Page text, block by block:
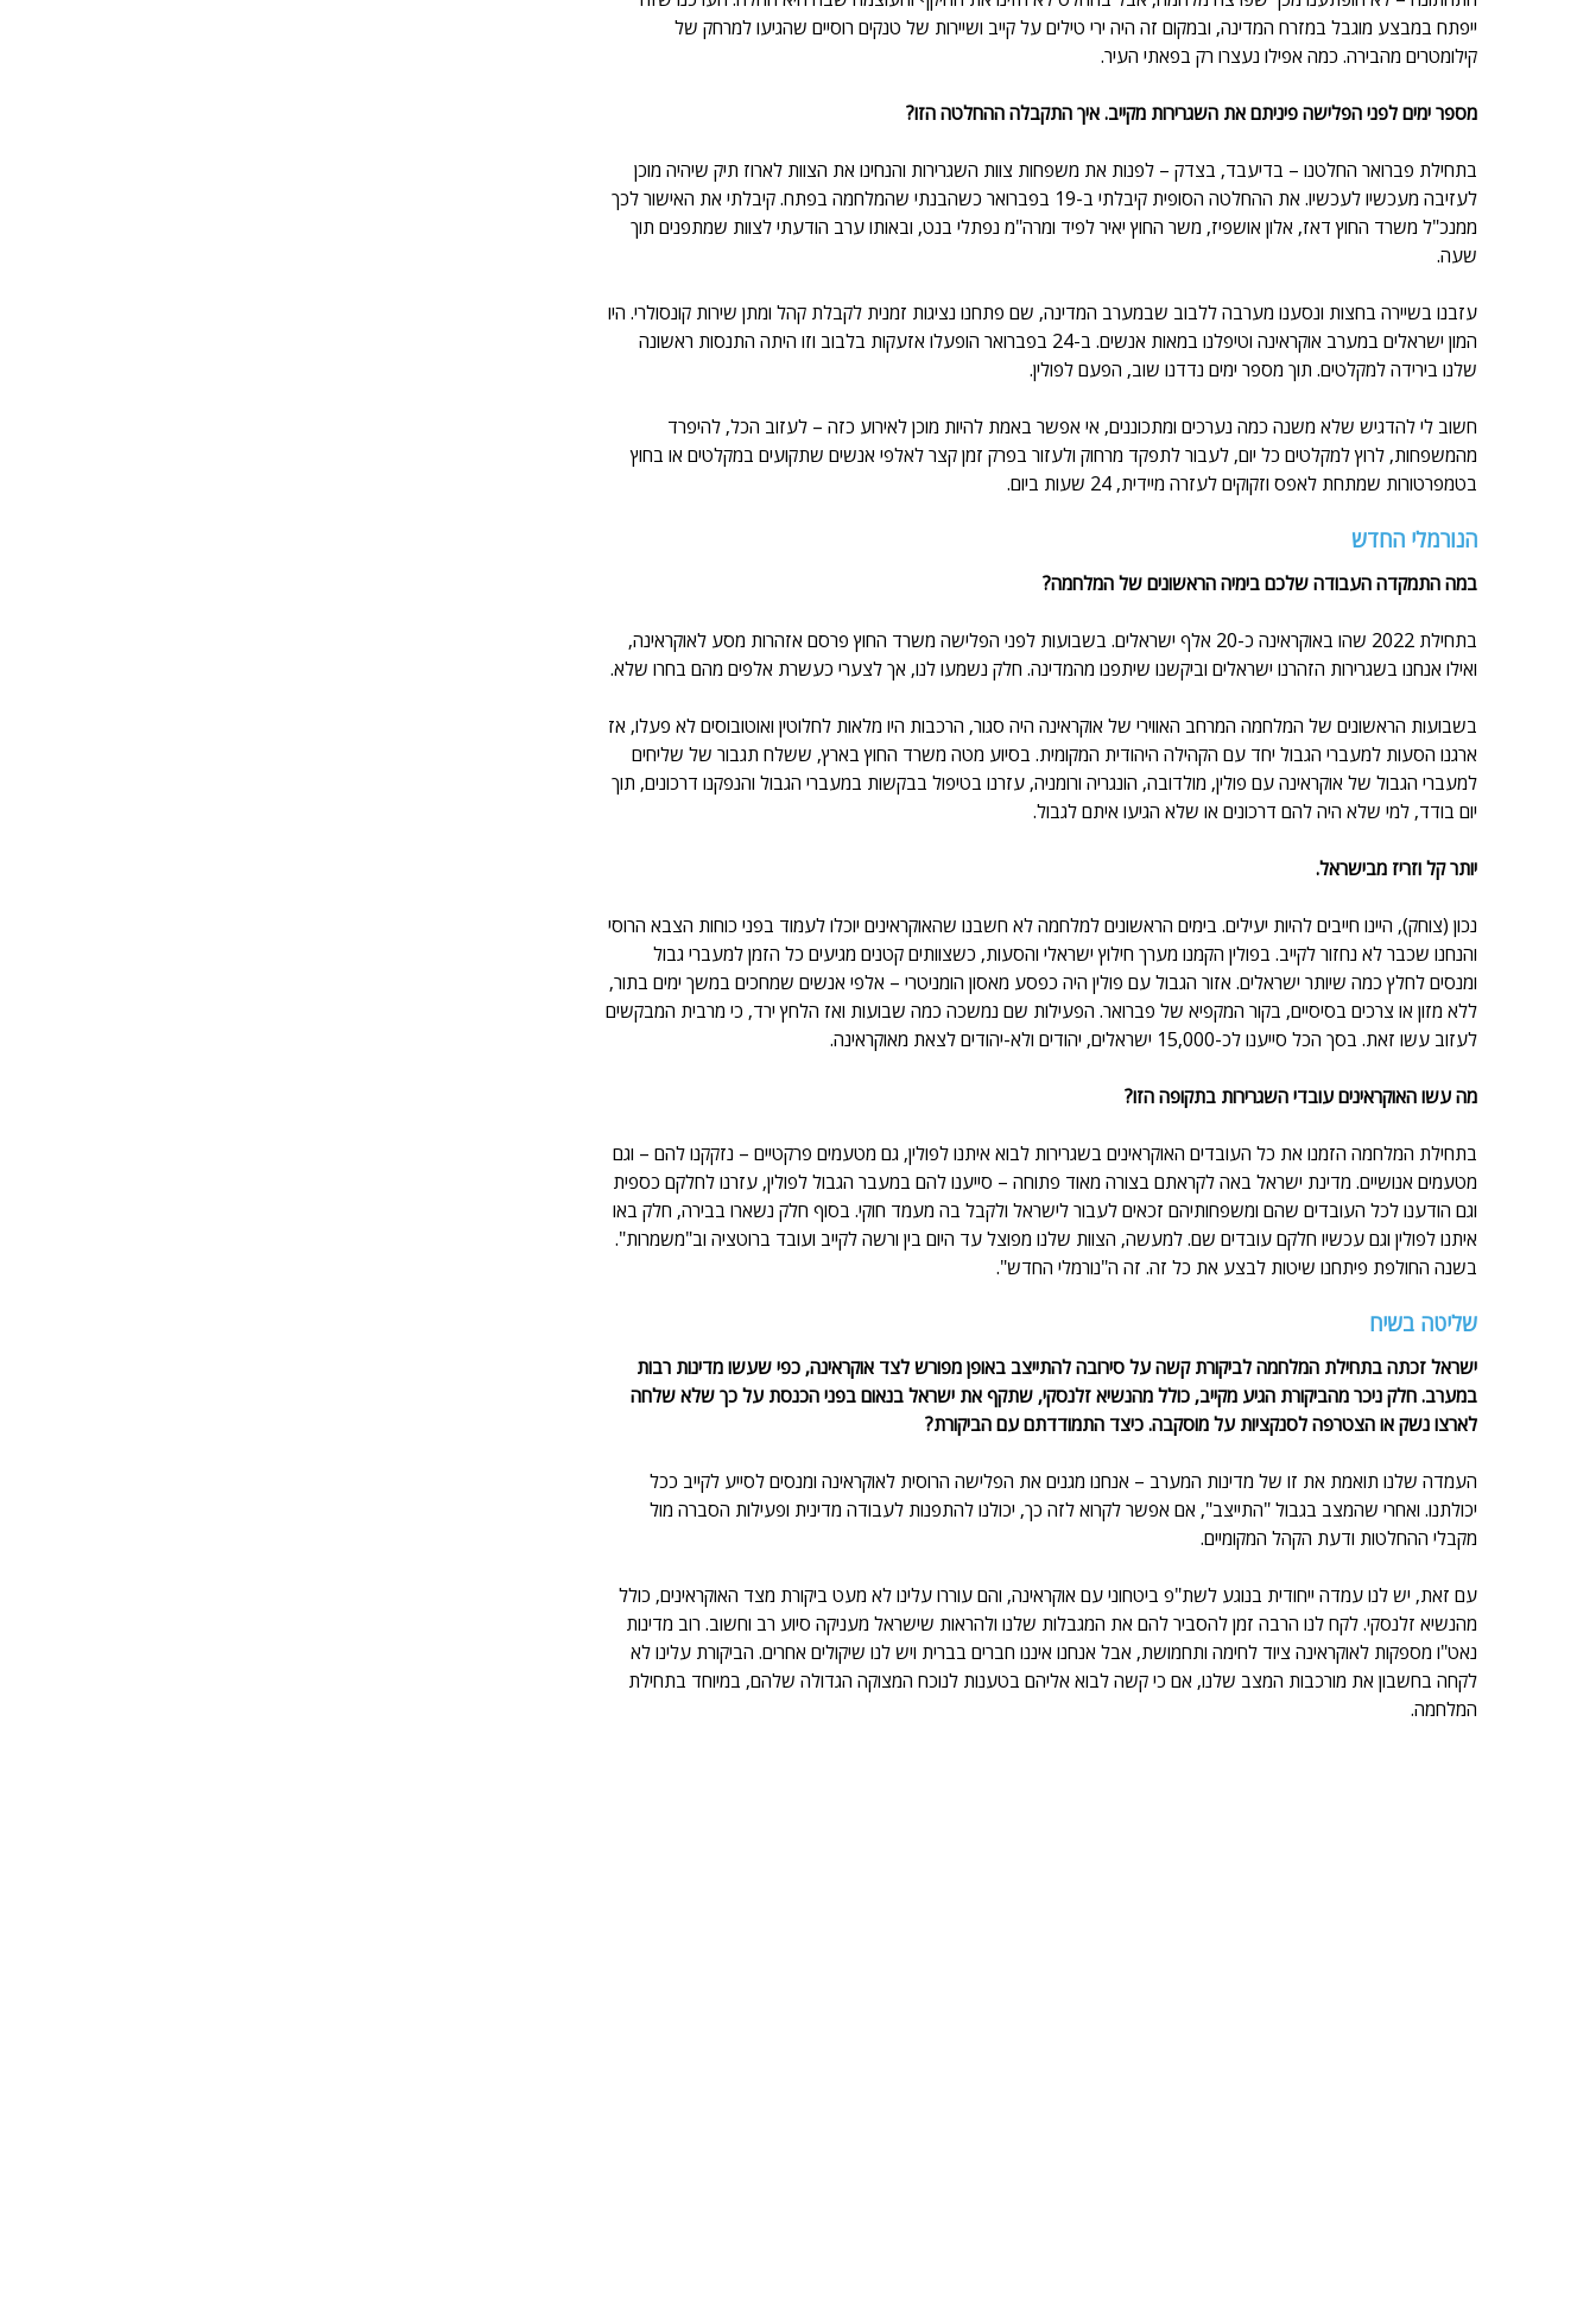
ייפתח במבצע מוגבל במזרח המדינה, ובמקום זה היה ירי טילים על קייב ושיירות של טנקים רוסיים שהגיעו למרחק של
קילומטרים מהבירה. כמה אפילו נעצרו רק בפאתי העיר.
מספר ימים לפני הפלישה פיניתם את השגרירות מקייב. איך התקבלה ההחלטה הזו?
בתחילת פברואר החלטנו – בדיעבד, בצדק – לפנות את משפחות צוות השגרירות והנחינו את הצוות לארוז תיק שיהיה מוכן
לעזיבה מעכשיו לעכשיו. את ההחלטה הסופית קיבלתי ב-19 בפברואר כשהבנתי שהמלחמה בפתח. קיבלתי את האישור לכך
ממנכ"ל משרד החוץ דאז, אלון אושפיז, משר החוץ יאיר לפיד ומרה"מ נפתלי בנט, ובאותו ערב הודעתי לצוות שמתפנים תוך
שעה.
עזבנו בשיירה בחצות ונסענו מערבה ללבוב שבמערב המדינה, שם פתחנו נציגות זמנית לקבלת קהל ומתן שירות קונסולרי. היו
המון ישראלים במערב אוקראינה וטיפלנו במאות אנשים. ב-24 בפברואר הופעלו אזעקות בלבוב וזו היתה התנסות ראשונה
שלנו בירידה למקלטים. תוך מספר ימים נדדנו שוב, הפעם לפולין.
חשוב לי להדגיש שלא משנה כמה נערכים ומתכוננים, אי אפשר באמת להיות מוכן לאירוע כזה – לעזוב הכל, להיפרד
מהמשפחות, לרוץ למקלטים כל יום, לעבור לתפקד מרחוק ולעזור בפרק זמן קצר לאלפי אנשים שתקועים במקלטים או בחוץ
בטמפרטורות שמתחת לאפס וזקוקים לעזרה מיידית, 24 שעות ביום.
הנורמלי החדש
במה התמקדה העבודה שלכם בימיה הראשונים של המלחמה?
בתחילת 2022 שהו באוקראינה כ-20 אלף ישראלים. בשבועות לפני הפלישה משרד החוץ פרסם אזהרות מסע לאוקראינה,
ואילו אנחנו בשגרירות הזהרנו ישראלים וביקשנו שיתפנו מהמדינה. חלק נשמעו לנו, אך לצערי כעשרת אלפים מהם בחרו שלא.
בשבועות הראשונים של המלחמה המרחב האווירי של אוקראינה היה סגור, הרכבות היו מלאות לחלוטין ואוטובוסים לא פעלו, אז
ארגנו הסעות למעברי הגבול יחד עם הקהילה היהודית המקומית. בסיוע מטה משרד החוץ בארץ, ששלח תגבור של שליחים
למעברי הגבול של אוקראינה עם פולין, מולדובה, הונגריה ורומניה, עזרנו בטיפול בבקשות במעברי הגבול והנפקנו דרכונים, תוך
יום בודד, למי שלא היה להם דרכונים או שלא הגיעו איתם לגבול.
יותר קל וזריז מבישראל.
נכון (צוחק), היינו חייבים להיות יעילים. בימים הראשונים למלחמה לא חשבנו שהאוקראינים יוכלו לעמוד בפני כוחות הצבא הרוסי
והנחנו שכבר לא נחזור לקייב. בפולין הקמנו מערך חילוץ ישראלי והסעות, כשצוותים קטנים מגיעים כל הזמן למעברי גבול
ומנסים לחלץ כמה שיותר ישראלים. אזור הגבול עם פולין היה כפסע מאסון הומניטרי – אלפי אנשים שמחכים במשך ימים בתור,
ללא מזון או צרכים בסיסיים, בקור המקפיא של פברואר. הפעילות שם נמשכה כמה שבועות ואז הלחץ ירד, כי מרבית המבקשים
לעזוב עשו זאת. בסך הכל סייענו לכ-15,000 ישראלים, יהודים ולא-יהודים לצאת מאוקראינה.
מה עשו האוקראינים עובדי השגרירות בתקופה הזו?
בתחילת המלחמה הזמנו את כל העובדים האוקראינים בשגרירות לבוא איתנו לפולין, גם מטעמים פרקטיים – נזקקנו להם – וגם
מטעמים אנושיים. מדינת ישראל באה לקראתם בצורה מאוד פתוחה – סייענו להם במעבר הגבול לפולין, עזרנו לחלקם כספית
וגם הודענו לכל העובדים שהם ומשפחותיהם זכאים לעבור לישראל ולקבל בה מעמד חוקי. בסוף חלק נשארו בבירה, חלק באו
איתנו לפולין וגם עכשיו חלקם עובדים שם. למעשה, הצוות שלנו מפוצל עד היום בין ורשה לקייב ועובד ברוטציה וב"משמרות".
בשנה החולפת פיתחנו שיטות לבצע את כל זה. זה ה"נורמלי החדש".
שליטה בשיח
ישראל זכתה בתחילת המלחמה לביקורת קשה על סירובה להתייצב באופן מפורש לצד אוקראינה, כפי שעשו מדינות רבות
במערב. חלק ניכר מהביקורת הגיע מקייב, כולל מהנשיא זלנסקי, שתקף את ישראל בנאום בפני הכנסת על כך שלא שלחה
לארצו נשק או הצטרפה לסנקציות על מוסקבה. כיצד התמודדתם עם הביקורת?
העמדה שלנו תואמת את זו של מדינות המערב – אנחנו מגנים את הפלישה הרוסית לאוקראינה ומנסים לסייע לקייב ככל
יכולתנו. ואחרי שהמצב בגבול "התייצב", אם אפשר לקרוא לזה כך, יכולנו להתפנות לעבודה מדינית ופעילות הסברה מול
מקבלי ההחלטות ודעת הקהל המקומיים.
עם זאת, יש לנו עמדה ייחודית בנוגע לשת"פ ביטחוני עם אוקראינה, והם עוררו עלינו לא מעט ביקורת מצד האוקראינים, כולל
מהנשיא זלנסקי. לקח לנו הרבה זמן להסביר להם את המגבלות שלנו ולהראות שישראל מעניקה סיוע רב וחשוב. רוב מדינות
נאט"ו מספקות לאוקראינה ציוד לחימה ותחמושת, אבל אנחנו איננו חברים בברית ויש לנו שיקולים אחרים. הביקורת עלינו לא
לקחה בחשבון את מורכבות המצב שלנו, אם כי קשה לבוא אליהם בטענות לנוכח המצוקה הגדולה שלהם, במיוחד בתחילת
המלחמה.